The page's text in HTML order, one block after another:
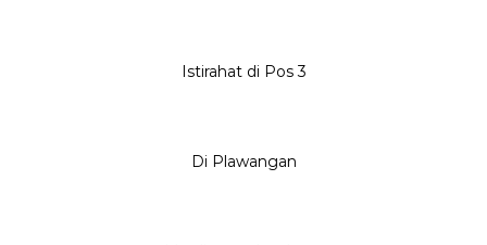
Istirahat di Pos 3
Di Plawangan